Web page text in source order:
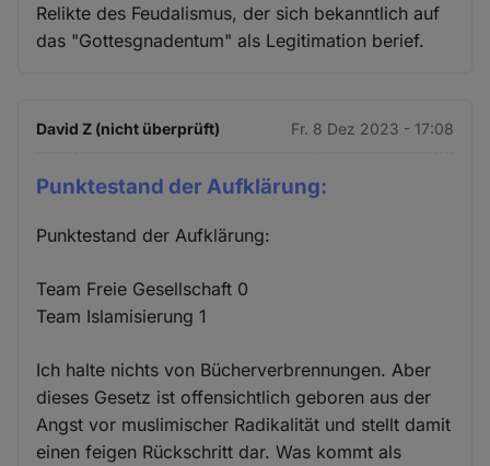
Relikte des Feudalismus, der sich bekanntlich auf
das "Gottesgnadentum" als Legitimation berief.
David Z (nicht überprüft) Fr. 8 Dez 2023 - 17:08
Punktestand der Aufklärung:
Punktestand der Aufklärung:
Team Freie Gesellschaft 0
Team Islamisierung 1
Ich halte nichts von Bücherverbrennungen. Aber
dieses Gesetz ist offensichtlich geboren aus der
Angst vor muslimischer Radikalität und stellt damit
einen feigen Rückschritt dar. Was kommt als